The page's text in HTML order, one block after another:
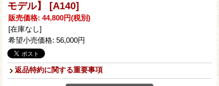
モデル】
[A140]
販売価格: 44,800円(税別)
[在庫なし]
希望小売価格: 56,000円
返品特約に関する重要事項